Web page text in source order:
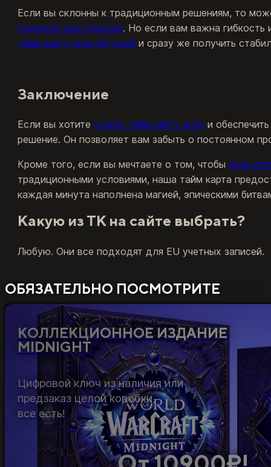
Если вы склонны к традиционным решениям, то
подписку вов классик. Но если вам важна
тайм карту wow 60 дней и сразу же получить
Заключение
Если вы хотитекупить тайм карту wow и
решение. Он позволяет вам забыть о постоянном
Кроме того, если вы мечтаете о том, чтобыwow
традиционными условиями, наша тайм карта
каждая минута наполнена магией, эпическими
Какую из ТК на сайте выбрать?
Любую. Они все подходят для EU учетных записей.
ОБЯЗАТЕЛЬНО ПОСМОТРИТЕ
КОЛЛЕКЦИОННОЕ ИЗДАНИЕ
MIDNIGHT
Цифровой ключ из наличия или
предзаказ целой коробки,
все есть!